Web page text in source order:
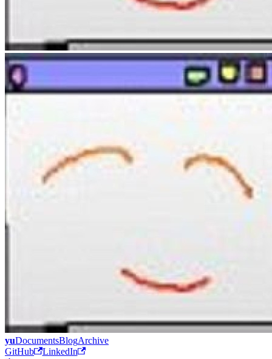
yuDocumentsBlogArchive
GitHub
LinkedIn